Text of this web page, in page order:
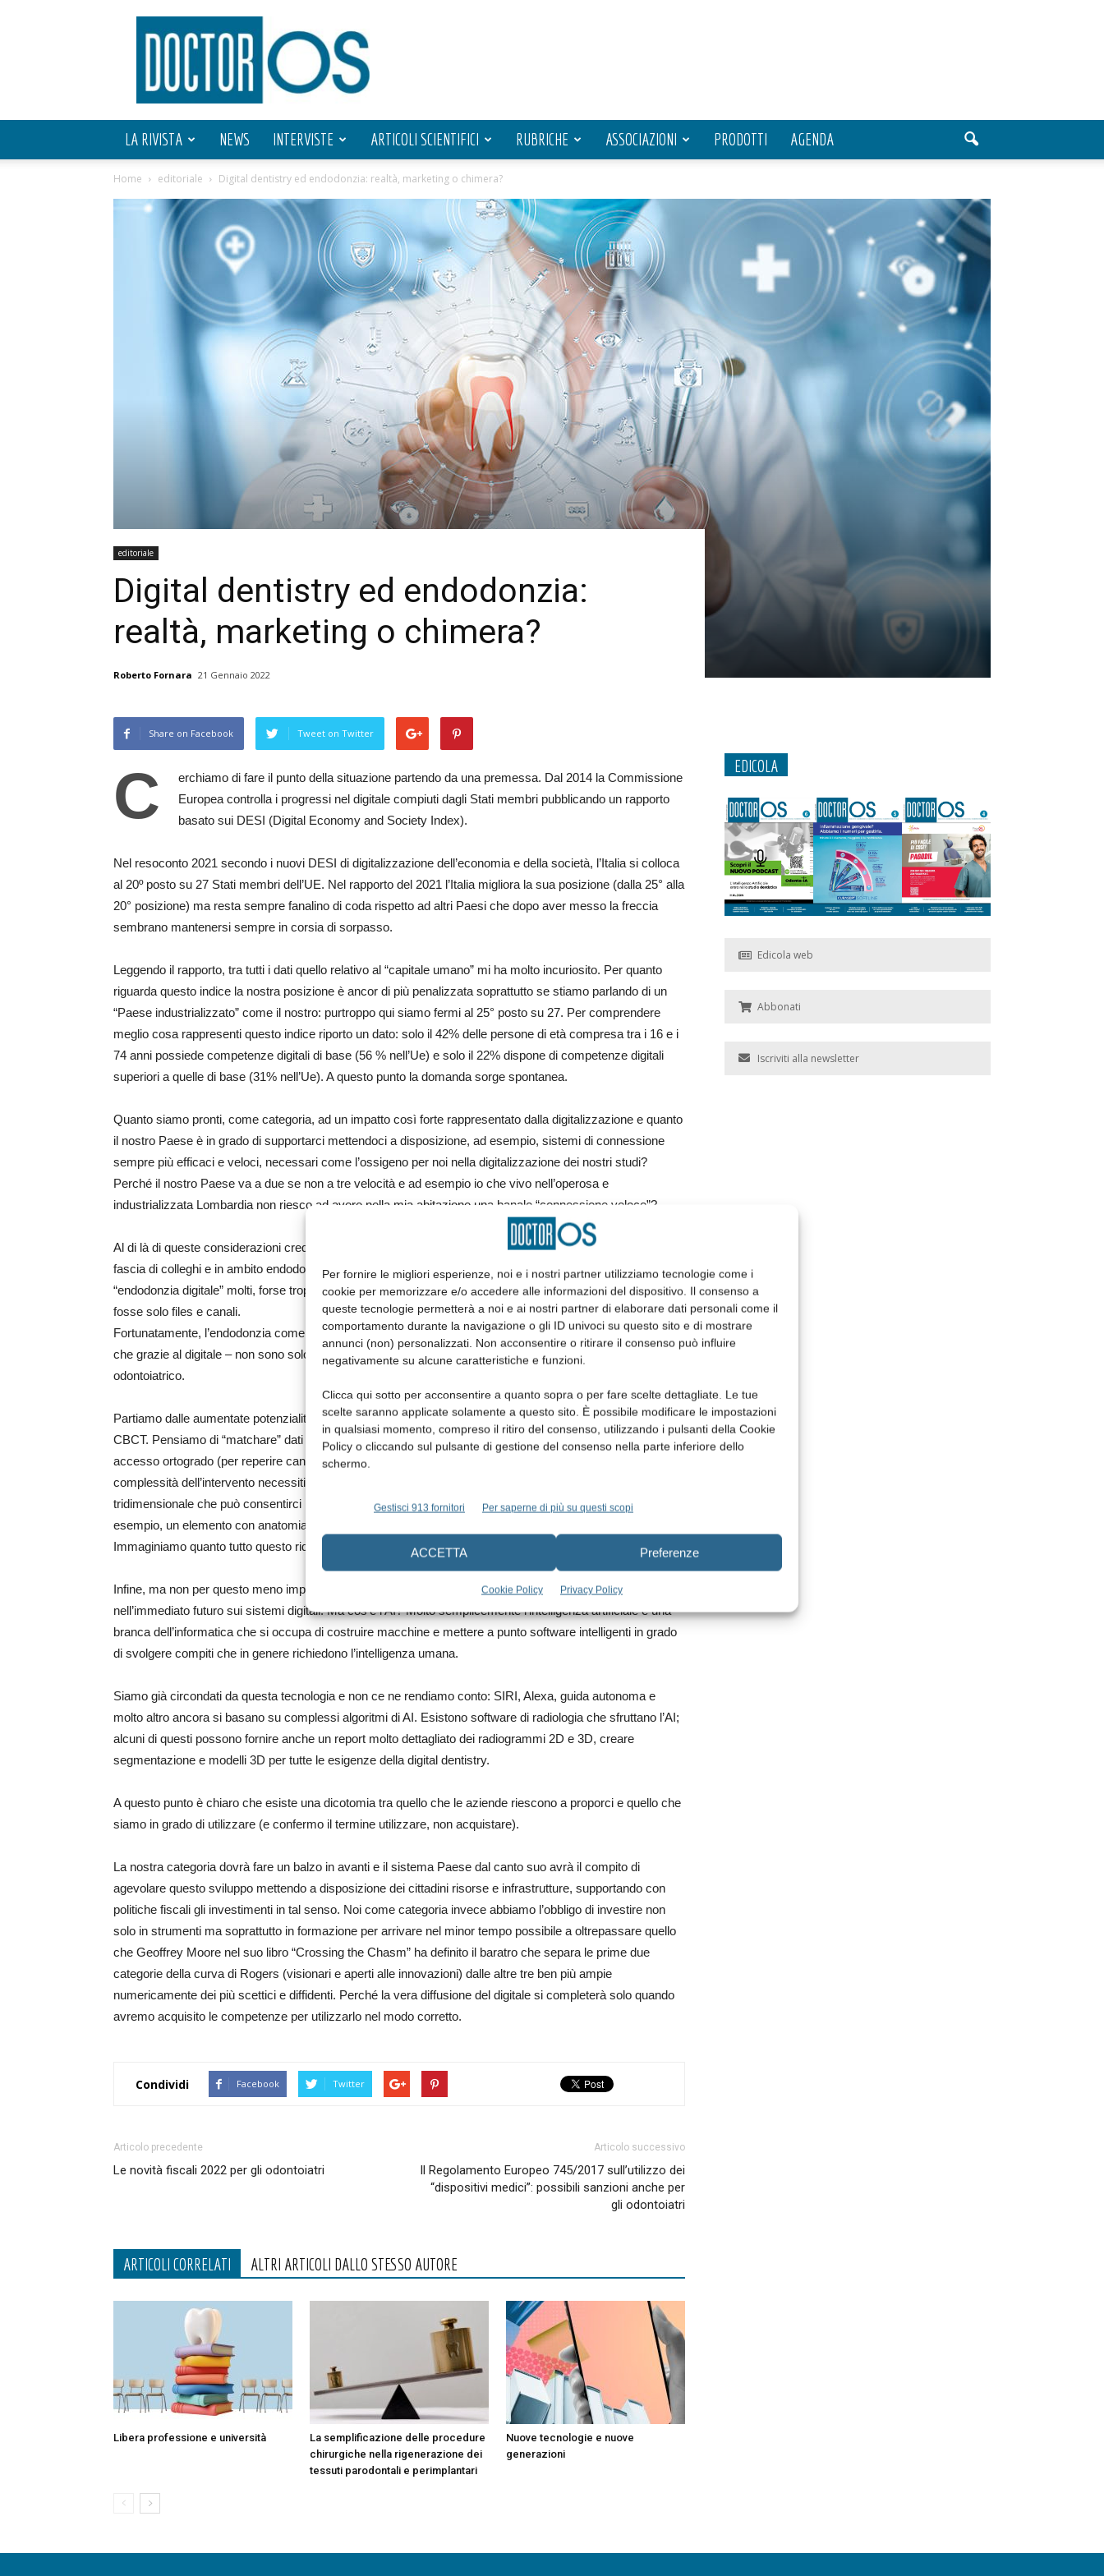
Per fornire le migliori esperienze, noi e i nostri partner utilizziamo tecnologie come i
cookie per memorizzare e/o accedere alle informazioni del dispositivo. Il consenso a
queste tecnologie permetterà a noi e ai nostri partner di elaborare dati personali come il
comportamento durante la navigazione o gli ID univoci su questo sito e di mostrare
annunci (non) personalizzati. Non acconsentire o ritirare il consenso può influire
negativamente su alcune caratteristiche e funzioni.
Clicca qui sotto per acconsentire a quanto sopra o per fare scelte dettagliate. Le tue
scelte saranno applicate solamente a questo sito. È possibile modificare le impostazioni
in qualsiasi momento, compreso il ritiro del consenso, utilizzando i pulsanti della Cookie
Policy o cliccando sul pulsante di gestione del consenso nella parte inferiore dello
schermo.
Gestisci 913 fornitori Per saperne di più su questi scopi
ACCETTA Preferenze
Cookie Policy Privacy Policy
Doctor
OS
LA RIVISTA NEWS INTERVISTE ARTICOLI SCIENTIFICI RUBRICHE ASSOCIAZIONI PRODOTTI AGENDA
Home editoriale Digital dentistry ed endodonzia: realtà, marketing o chimera?
editoriale
Digital dentistry ed endodonzia:
realtà, marketing o chimera?
Roberto Fornara 21 Gennaio 2022
Share on Facebook Tweet on Twitter
C
erchiamo di fare il punto della situazione partendo da una premessa. Dal 2014 la Commissione
Europea controlla i progressi nel digitale compiuti dagli Stati membri pubblicando un rapporto
basato sui DESI (Digital Economy and Society Index).
Nel resoconto 2021 secondo i nuovi DESI di digitalizzazione dell’economia e della società, l’Italia si colloca
al 20º posto su 27 Stati membri dell’UE. Nel rapporto del 2021 l’Italia migliora la sua posizione (dalla 25° alla
20° posizione) ma resta sempre fanalino di coda rispetto ad altri Paesi che dopo aver messo la freccia
sembrano mantenersi sempre in corsia di sorpasso.
Leggendo il rapporto, tra tutti i dati quello relativo al “capitale umano” mi ha molto incuriosito. Per quanto
riguarda questo indice la nostra posizione è ancor di più penalizzata soprattutto se stiamo parlando di un
“Paese industrializzato” come il nostro: purtroppo qui siamo fermi al 25° posto su 27. Per comprendere
meglio cosa rappresenti questo indice riporto un dato: solo il 42% delle persone di età compresa tra i 16 e i
74 anni possiede competenze digitali di base (56 % nell’Ue) e solo il 22% dispone di competenze digitali
superiori a quelle di base (31% nell’Ue). A questo punto la domanda sorge spontanea.
Quanto siamo pronti, come categoria, ad un impatto così forte rappresentato dalla digitalizzazione e quanto
il nostro Paese è in grado di supportarci mettendoci a disposizione, ad esempio, sistemi di connessione
sempre più efficaci e veloci, necessari come l’ossigeno per noi nella digitalizzazione dei nostri studi?
Perché il nostro Paese va a due se non a tre velocità e ad esempio io che vivo nell’operosa e
industrializzata Lombardia non riesco ad avere nella mia abitazione una banale “connessione veloce”?
Al di là di queste considerazioni credo che tutte queste nuove tecnologie interessino ancora una ridotta
fascia di colleghi e in ambito endodontico ancor meno. Non è un caso che quando mi trovo a parlare di
“endodonzia digitale” molti, forse troppi, ancora mi guardano con sguardo perso come se l’endodonzia
fosse solo files e canali.
Fortunatamente, l’endodonzia come del resto altre discipline odontoiatriche stanno vivendo una nuova era,
che grazie al digitale – non sono solo io a pensarlo – potrà portare grandi benefici a tutto il mondo
odontoiatrico.
Partiamo dalle aumentate potenzialità che ci può fornire un sistema di imaging tridimensionale come la
CBCT. Pensiamo di “matchare” dati DICOM e dati STL dell’impronta ottica digitale per ottenere dime di
accesso ortogrado (per reperire canali calcificati) o dime per accessi guidati in chirurgia, qualora la
complessità dell’intervento necessiti di un controllo totale dell’atto chirurgico. Per non parlare della stampa
tridimensionale che può consentirci la riproduzione fedele di modelli tridimensionali per pre-visualizzare, ad
esempio, un elemento con anatomia complessa o per simulare la fattibilità di un intervento complesso.
Immaginiamo quanto tutto questo ridurrebbe gli errori iatrogeni e migliorerebbe i risultati del trattamento.
Infine, ma non per questo meno importante, il grande impatto che l’AI (artificial intelligence) ha e avrà
nell’immediato futuro sui sistemi digitali. Ma cos’è l’AI? Molto semplicemente l’intelligenza artificiale è una
branca dell’informatica che si occupa di costruire macchine e mettere a punto software intelligenti in grado
di svolgere compiti che in genere richiedono l’intelligenza umana.
Siamo già circondati da questa tecnologia e non ce ne rendiamo conto: SIRI, Alexa, guida autonoma e
molto altro ancora si basano su complessi algoritmi di AI. Esistono software di radiologia che sfruttano l’AI;
alcuni di questi possono fornire anche un report molto dettagliato dei radiogrammi 2D e 3D, creare
segmentazione e modelli 3D per tutte le esigenze della digital dentistry.
A questo punto è chiaro che esiste una dicotomia tra quello che le aziende riescono a proporci e quello che
siamo in grado di utilizzare (e confermo il termine utilizzare, non acquistare).
La nostra categoria dovrà fare un balzo in avanti e il sistema Paese dal canto suo avrà il compito di
agevolare questo sviluppo mettendo a disposizione dei cittadini risorse e infrastrutture, supportando con
politiche fiscali gli investimenti in tal senso. Noi come categoria invece abbiamo l’obbligo di investire non
solo in strumenti ma soprattutto in formazione per arrivare nel minor tempo possibile a oltrepassare quello
che Geoffrey Moore nel suo libro “Crossing the Chasm” ha definito il baratro che separa le prime due
categorie della curva di Rogers (visionari e aperti alle innovazioni) dalle altre tre ben più ampie
numericamente dei più scettici e diffidenti. Perché la vera diffusione del digitale si completerà solo quando
avremo acquisito le competenze per utilizzarlo nel modo corretto.
Condividi Facebook Twitter
Articolo precedente
Le novità fiscali 2022 per gli odontoiatri
Articolo successivo
Il Regolamento Europeo 745/2017 sull’utilizzo dei
“dispositivi medici”: possibili sanzioni anche per
gli odontoiatri
ARTICOLI CORRELATI ALTRI ARTICOLI DALLO STESSO AUTORE
Libera professione e università
La semplificazione delle procedure
chirurgiche nella rigenerazione dei
tessuti parodontali e perimplantari
Nuove tecnologie e nuove
generazioni
EDICOLA
Edicola web
Abbonati
Iscriviti alla newsletter